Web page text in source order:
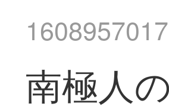
南極人